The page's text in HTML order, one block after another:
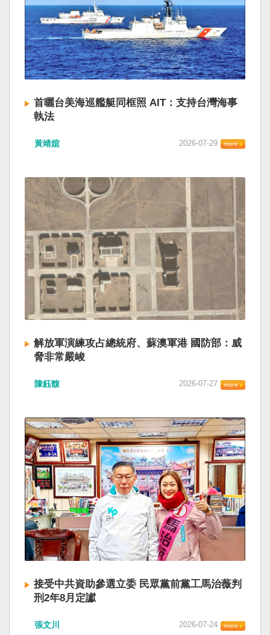
首曬台美海巡艦艇同框照 AIT：支持台灣海事
執法
黃靖媗 2026-07-29
解放軍演練攻占總統府、蘇澳軍港 國防部：威
脅非常嚴峻
陳鈺馥 2026-07-27
接受中共資助參選立委 民眾黨前黨工馬治薇判
刑2年8月定讞
張文川 2026-07-24